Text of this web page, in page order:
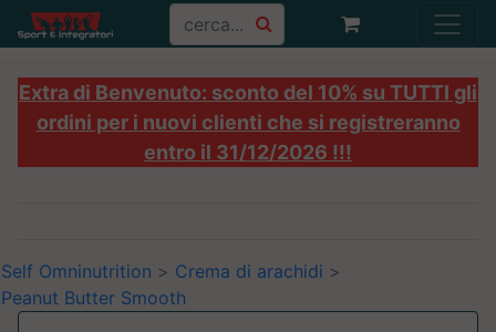
Extra di Benvenuto: sconto del 10% su TUTTI gli
ordini per i nuovi clienti che si registreranno
entro il 31/12/2026 !!!
Self Omninutrition > Crema di arachidi >
Peanut Butter Smooth